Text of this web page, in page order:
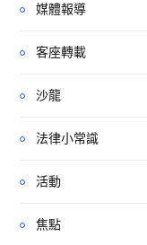
媒體報導
客座轉載
沙龍
法律小常識
活動
焦點